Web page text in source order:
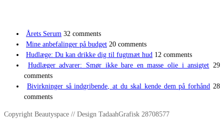
Årets Serum 32 comments
Mine anbefalinger på budget 20 comments
Hudlæge: Du kan drikke dig til fugtmæt hud 12 comments
Hudlæger advarer: Smør ikke bare en masse olie i ansigtet 29
comments
Bivirkninger så indgribende, at du skal kende dem på forhånd 28
comments
Copyright Beautyspace // Design TadaahGrafisk 28708577